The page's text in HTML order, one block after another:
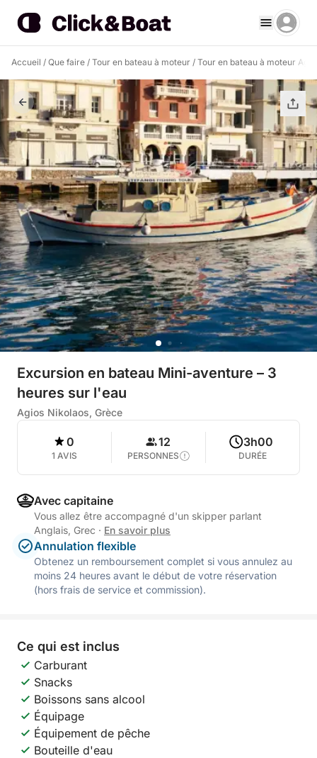
Accueil / Que faire / Tour en bateau à moteur / Tour en bateau à moteur
Excursion en bateau Mini-aventure – 3
heures sur l'eau
Agios Nikolaos, Grèce
0
1 AVIS
12
PERSONNES
3h00
DURÉE
Avec capitaine
Vous allez être accompagné d'un skipper parlant
Anglais, Grec · En savoir plus
Annulation flexible
Obtenez un remboursement complet si vous annulez au
moins 24 heures avant le début de votre réservation
(hors frais de service et commission).
Ce qui est inclus
Carburant
Snacks
Boissons sans alcool
Équipage
Équipement de pêche
Bouteille d'eau